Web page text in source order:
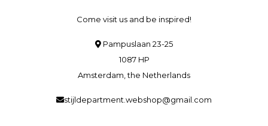
Come visit us and be inspired!
Pampuslaan 23-25
1087 HP
Amsterdam, the Netherlands
stijldepartment.webshop@gmail.com